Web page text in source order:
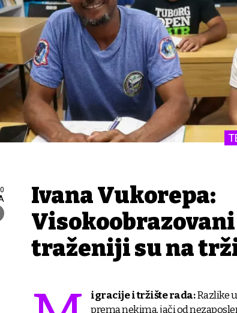
Ivana Vukorepa:
traženiji su na
igracije i tržište rada:Razlike
prema nekima, jači od